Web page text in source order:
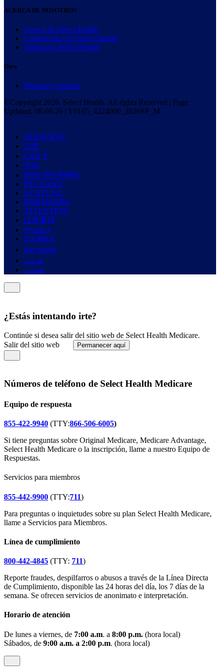
ACERCA DE NOSOTROS
Acerca de Select Health
Comunícate con Select Health
Trabaja en Select Health
Otro
Pharmacy support
©Copyright 2026. Select Health. All rights Reserved | Page
Updated: 08-08-26 | Y0165_4224000_2026SP_M
ATENCIÓN:
注意
CHÚ Ý
주의
कृपया ध्यान दिनुहोस्
PAUNAWA
ACHTUNG
ВНИМАНИЕ
ATTENTION
注意事項
ማሳሰቢያ
ПАЖЊА
หมายเหตุ
هيبنت
هجوت
¿Estás intentando irte?
Continúe si desea salir del sitio web de Select Health Medicare.
Salir del sitio web
Permanecer aquí
Números de teléfono de Select Health Medicare
Equipo de respuesta
855-422-9940 (TTY:866-506-6005)
Si tiene preguntas sobre Original Medicare, Medicare Advantage,
Select Health Medicare o la inscripción, llame a nuestro Equipo de
Respuestas.
Servicios para miembros
855-442-9900 (TTY:711)
Para preguntas o inquietudes sobre su plan Select Health Medicare,
llame a Servicios para Miembros.
Línea de cumplimiento
800-442-4845 (TTY: 711)
Reporte fraudes, despilfarros o abusos a través de la Línea Directa
de Cumplimiento, disponible las 24 horas del día, los 7 días de la
semana. Se ofrecen servicios de anonimato e interpretación.
Horario de atención
De lunes a viernes, de 7:00 a.m. a 8:00 p.m. (hora local)
Sábados, de 9:00 a.m. a 2:00 p.m. (hora local)